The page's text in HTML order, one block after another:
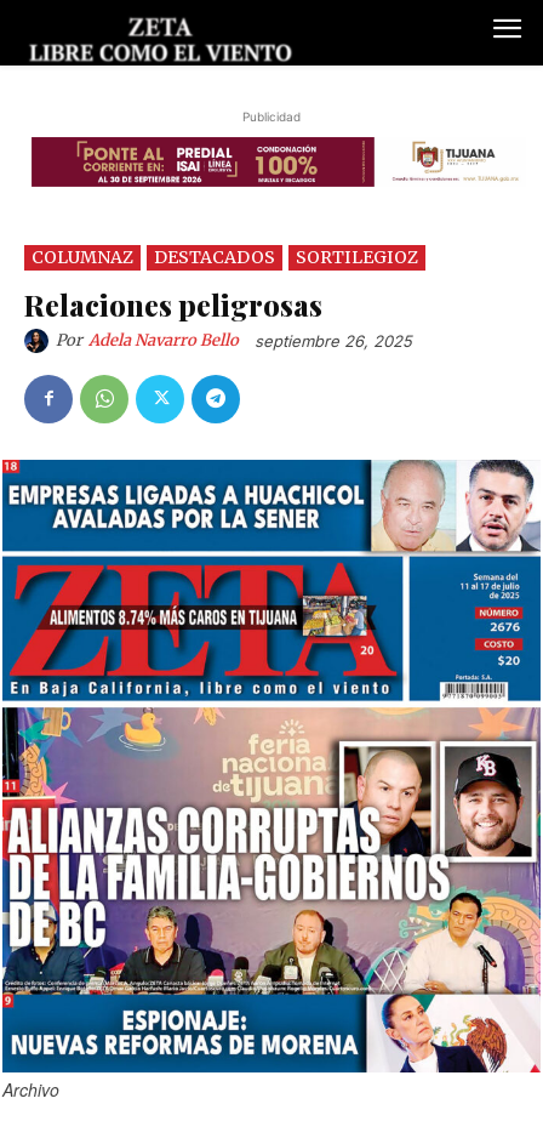
Publicidad
COLUMNAZ DESTACADOS SORTILEGIOZ
Relaciones peligrosas
Por Adela Navarro Bello septiembre 26, 2025
Archivo